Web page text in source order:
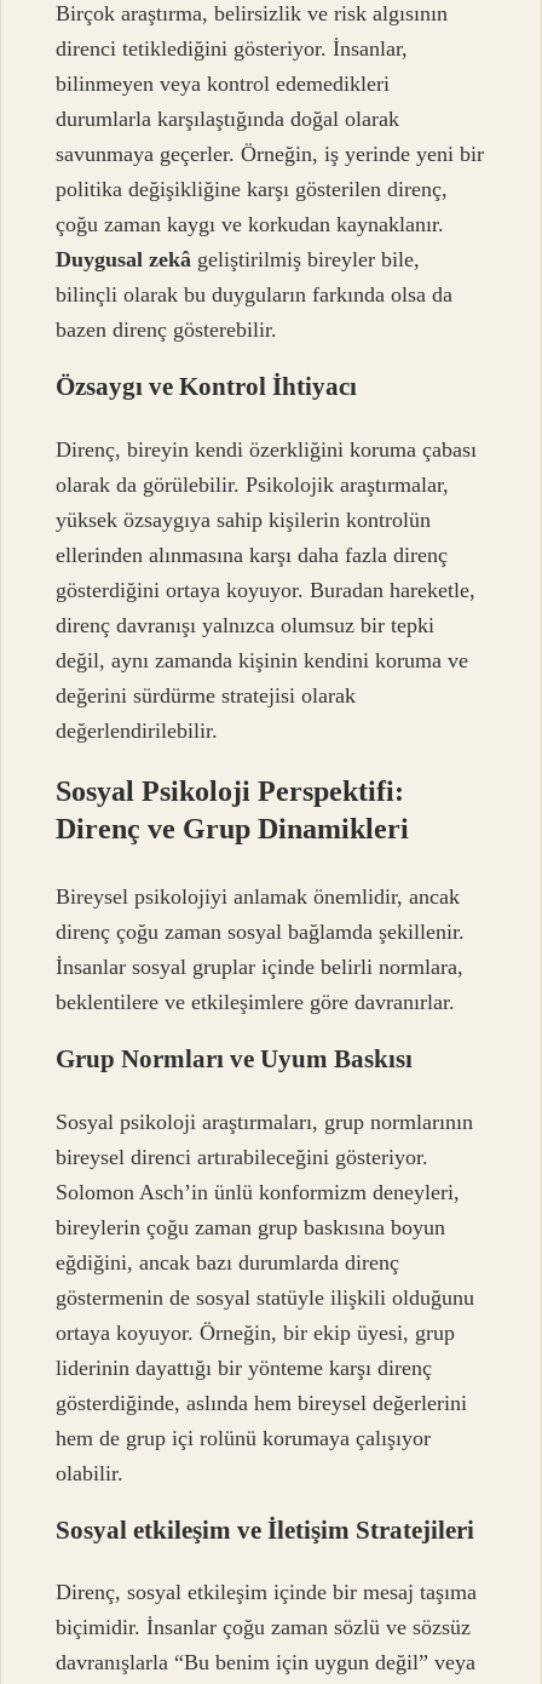
Birçok araştırma, belirsizlik ve risk algısının
direnci tetiklediğini gösteriyor. İnsanlar,
bilinmeyen veya kontrol edemedikleri
durumlarla karşılaştığında doğal olarak
savunmaya geçerler. Örneğin, iş yerinde yeni bir
politika değişikliğine karşı gösterilen direnç,
çoğu zaman kaygı ve korkudan kaynaklanır.
Duygusal zekâ geliştirilmiş bireyler bile,
bilinçli olarak bu duyguların farkında olsa da
bazen direnç gösterebilir.
Özsaygı ve Kontrol İhtiyacı
Direnç, bireyin kendi özerkliğini koruma çabası
olarak da görülebilir. Psikolojik araştırmalar,
yüksek özsaygıya sahip kişilerin kontrolün
ellerinden alınmasına karşı daha fazla direnç
gösterdiğini ortaya koyuyor. Buradan hareketle,
direnç davranışı yalnızca olumsuz bir tepki
değil, aynı zamanda kişinin kendini koruma ve
değerini sürdürme stratejisi olarak
değerlendirilebilir.
Sosyal Psikoloji Perspektifi:
Direnç ve Grup Dinamikleri
Bireysel psikolojiyi anlamak önemlidir, ancak
direnç çoğu zaman sosyal bağlamda şekillenir.
İnsanlar sosyal gruplar içinde belirli normlara,
beklentilere ve etkileşimlere göre davranırlar.
Grup Normları ve Uyum Baskısı
Sosyal psikoloji araştırmaları, grup normlarının
bireysel direnci artırabileceğini gösteriyor.
Solomon Asch’in ünlü konformizm deneyleri,
bireylerin çoğu zaman grup baskısına boyun
eğdiğini, ancak bazı durumlarda direnç
göstermenin de sosyal statüyle ilişkili olduğunu
ortaya koyuyor. Örneğin, bir ekip üyesi, grup
liderinin dayattığı bir yönteme karşı direnç
gösterdiğinde, aslında hem bireysel değerlerini
hem de grup içi rolünü korumaya çalışıyor
olabilir.
Sosyal etkileşim ve İletişim Stratejileri
Direnç, sosyal etkileşim içinde bir mesaj taşıma
biçimidir. İnsanlar çoğu zaman sözlü ve sözsüz
davranışlarla “Bu benim için uygun değil” veya